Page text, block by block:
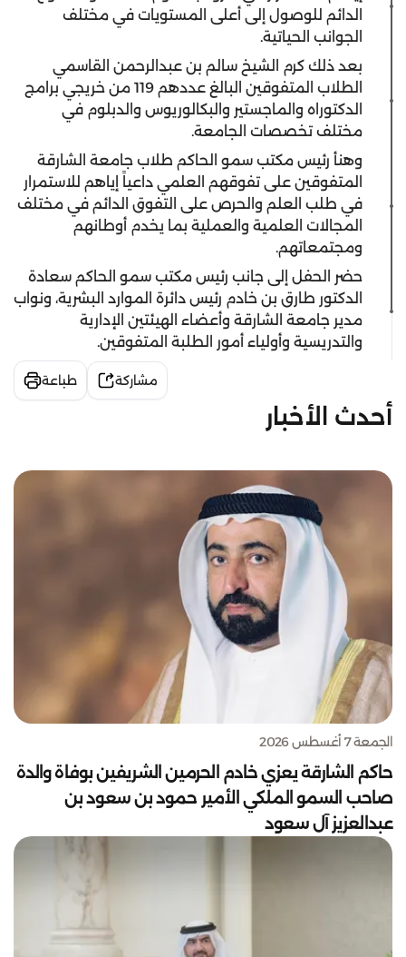
الدائم للوصول إلى أعلى المستويات في مختلف
الجوانب الحياتية.
بعد ذلك كرم الشيخ سالم بن عبدالرحمن القاسمي
الطلاب المتفوقين البالغ عددهم 119 من خريجي برامج
الدكتوراه والماجستير والبكالوريوس والدبلوم في
مختلف تخصصات الجامعة.
وهنأ رئيس مكتب سمو الحاكم طلاب جامعة الشارقة
المتفوقين على تفوقهم العلمي داعياً إياهم للاستمرار
في طلب العلم والحرص على التفوق الدائم في مختلف
المجالات العلمية والعملية بما يخدم أوطانهم
ومجتمعاتهم.
حضر الحفل إلى جانب رئيس مكتب سمو الحاكم سعادة
الدكتور طارق بن خادم رئيس دائرة الموارد البشرية، ونواب
مدير جامعة الشارقة وأعضاء الهيئتين الإدارية
والتدريسية وأولياء أمور الطلبة المتفوقين.
مشاركة طباعة
أحدث الأخبار
الجمعة 7 أغسطس 2026
حاكم الشارقة يعزي خادم الحرمين الشريفين بوفاة والدة
صاحب السمو الملكي الأمير حمود بن سعود بن
عبدالعزيز آل سعود